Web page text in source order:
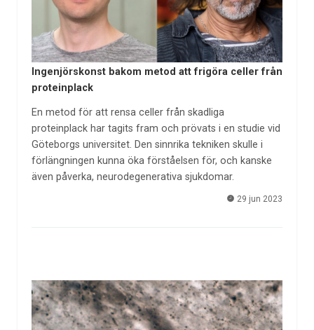
Ingenjörskonst bakom metod att frigöra celler från
proteinplack
En metod för att rensa celler från skadliga
proteinplack har tagits fram och prövats i en studie vid
Göteborgs universitet. Den sinnrika tekniken skulle i
förlängningen kunna öka förståelsen för, och kanske
även påverka, neurodegenerativa sjukdomar.
29 jun 2023